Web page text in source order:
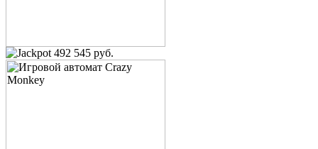
492 545 руб.